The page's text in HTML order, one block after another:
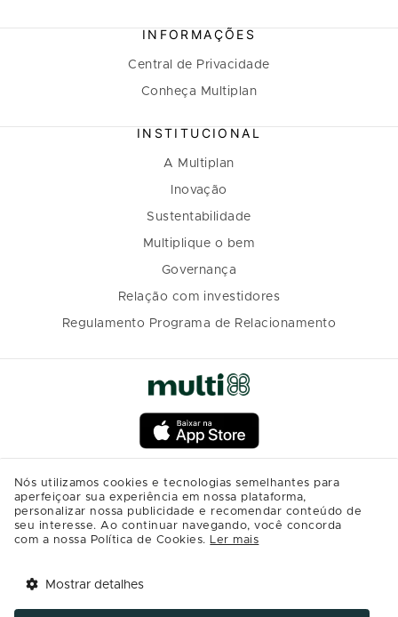
INFORMAÇÕES
Central de Privacidade
Conheça Multiplan
INSTITUCIONAL
A Multiplan
Inovação
Sustentabilidade
Multiplique o bem
Governança
Relação com investidores
Regulamento Programa de Relacionamento
Nós utilizamos cookies e tecnologias semelhantes para
aperfeiçoar sua experiência em nossa plataforma,
personalizar nossa publicidade e recomendar conteúdo de
seu interesse. Ao continuar navegando, você concorda
com a nossa Política de Cookies. Ler mais
Mostrar detalhes